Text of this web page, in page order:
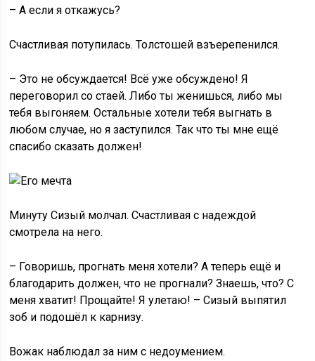
– А если я откажусь?
Счастливая потупилась. Толстошей взъерепенился.
– Это не обсуждается! Всё уже обсуждено! Я
переговорил со стаей. Либо ты женишься, либо мы
тебя выгоняем. Остальные хотели тебя выгнать в
любом случае, но я заступился. Так что ты мне ещё
спасибо сказать должен!
Минуту Сизый молчал. Счастливая с надеждой
смотрела на него.
– Говоришь, прогнать меня хотели? А теперь ещё и
благодарить должен, что не прогнали? Знаешь, что? С
меня хватит! Прощайте! Я улетаю! – Сизый выпятил
зоб и подошёл к карнизу.
Вожак наблюдал за ним с недоумением.